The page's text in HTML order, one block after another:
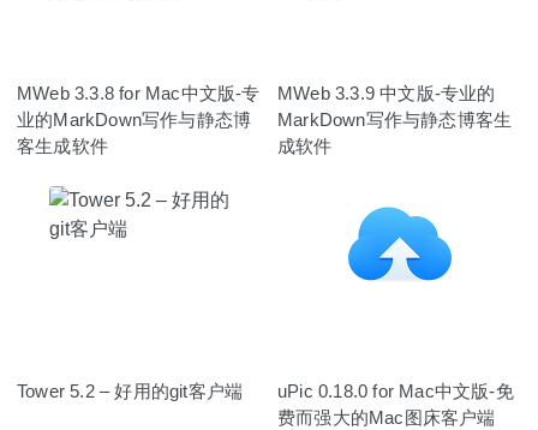
MWeb 3.3.8 for Mac中文版-专
业的MarkDown写作与静态博
客生成软件
MWeb 3.3.9 中文版-专业的
MarkDown写作与静态博客生
成软件
Tower 5.2 – 好用的git客户端
uPic 0.18.0 for Mac中文版-免
费而强大的Mac图床客户端